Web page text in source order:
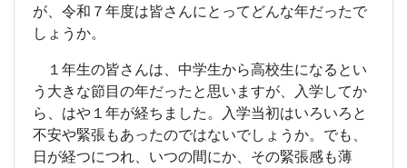
が、令和７年度は皆さんにとってどんな年だったで
しょうか。
１年生の皆さんは、中学生から高校生になるとい
う大きな節目の年だったと思いますが、入学してか
ら、はや１年が経ちました。入学当初はいろいろと
不安や緊張もあったのではないでしょうか。でも、
日が経つにつれ、いつの間にか、その緊張感も薄